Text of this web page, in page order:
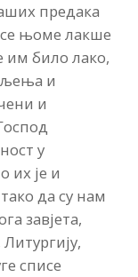
предака
њоме лакше
им било лако,
и
и
у
их је и
да су нам
завјета,
списе